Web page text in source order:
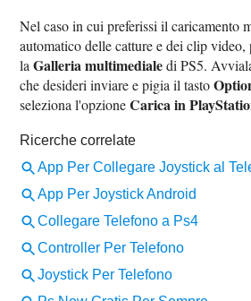
Nel caso in cui preferissi il caricamento
automatico delle catture e dei clip
laGalleria multimedialedi PS5.
che desideri inviare e pigia il tasto
seleziona l'opzioneCarica in